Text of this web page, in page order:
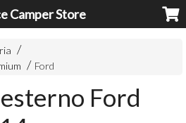
Camper Store
Ford
Ford